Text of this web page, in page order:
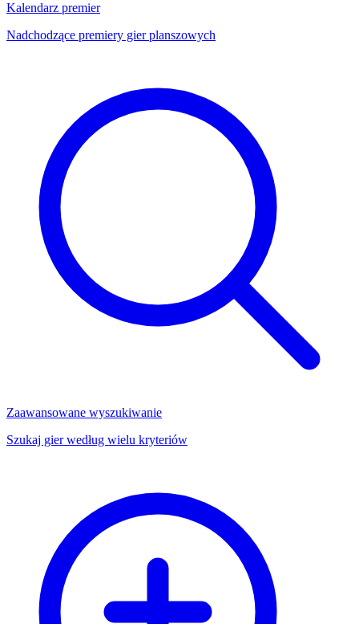
Kalendarz premier
Nadchodzące premiery gier planszowych
Zaawansowane wyszukiwanie
Szukaj gier według wielu kryteriów